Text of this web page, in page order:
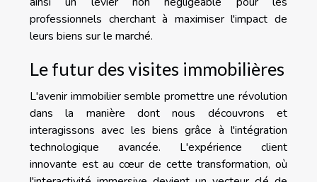
professionnels cherchant à maximiser l'impact de
leurs biens sur le marché.
Le futur des visites immobilières
L'avenir immobilier semble promettre une révolution
dans la manière dont nous découvrons et
interagissons avec les biens grâce à l'intégration
technologique avancée. L'expérience client
innovante est au cœur de cette transformation, où